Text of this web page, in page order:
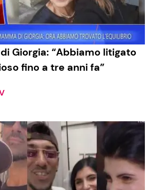
Giorgia: “Abbiamo litigato
fino a tre anni fa”